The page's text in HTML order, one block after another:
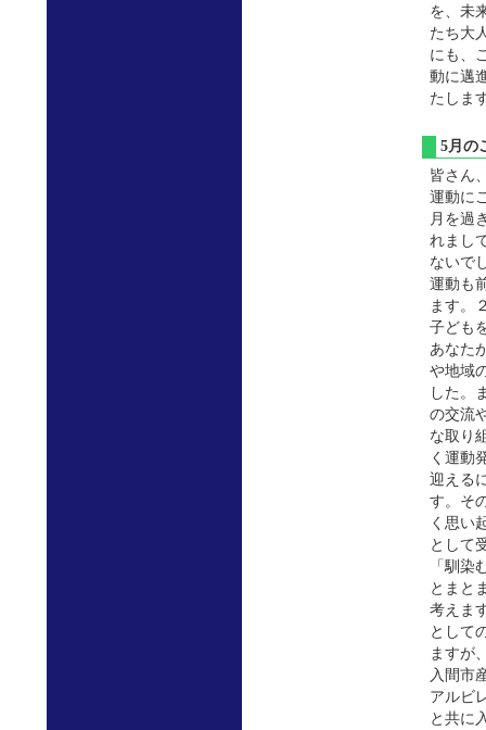
を、未
たち大
にも、
動に邁
たしま
5月
皆さん
運動に
月を過
れまし
ないで
運動も
ます。
子ども
あなた
や地域
した。
の交流
な取り
く運動
迎える
す。そ
く思い
として
「馴染
とまと
考えま
として
ますが
入間市
アルビ
と共に